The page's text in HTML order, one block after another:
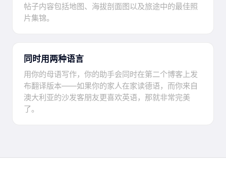
帖子内容包括地图、海拔剖面图以及旅途中的最佳照
片集锦。
同时用两种语言
用你的母语写作，你的助手会同时在第二个博客上发
布翻译版本——如果你的家人在家读德语，而你来自
澳大利亚的沙发客朋友更喜欢英语，那就非常完美
了。